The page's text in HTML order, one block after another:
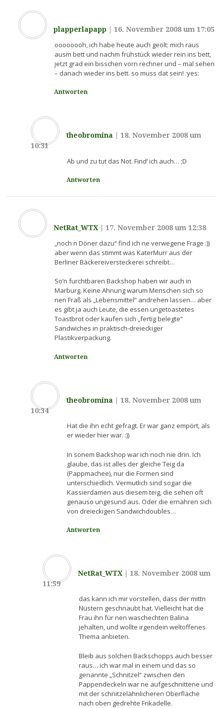
plapperlapapp |16. November 2008 um 17:05
oooooooh, ich habe heute auch geölt: mich raus
ausm bett und nachm frühstück wieder rein ins bett,
jetzt grad ein bisschen vorn rechner und – mal sehen
– danach wieder ins bett. so muss dat sein! :yes:
Antworten
theobromina
18. November 2008 um
10:31
Ab und zu tut das Not. Find‘ ich auch… ;D
Antworten
NetRat_WTX |17. November 2008 um 12:38
„noch n Döner dazu“ find ich ne verwegene Frage :))
aber wenn das stimmt was KaterMurr aus der
Berliner Bäckereiversteckerei schreibt…
So’n furchtbaren Backshop haben wir auch in
Marburg. Keine Ahnung warum Menschen sich so
nen Fraß als „Lebensmittel“ andrehen lassen… aber
es gibt ja auch Leute, die essen ungetoastetes
Toastbrot oder kaufen sich „fertig belegte“
Sandwiches in praktisch-dreieckiger
Plastikverpackung.
Antworten
theobromina
18. November 2008 um
10:34
Hat die ihn echt gefragt. Er war ganz empört, als
er wieder hier war. :))
In sonem Backshop war ich noch nie drin. Ich
glaube, das ist alles der gleiche Teig da
(Pappmachee), nur die Formen sind
unterschiedlich. Vermutlich sind sogar die
Kassierdamen aus diesem teig, die sehen oft
genauso ungesund aus. Oder die ernähren sich
von dreieckigen Sandwichdoubles…
Antworten
NetRat_WTX |18. November 2008 um
11:59
das kann ich mir vorstellen, dass der mittn
Nüstern geschnaubt hat. Vielleicht hat die
Frau ihn für nen waschechten Balina
jehalten, und wollte irgendein weltoffenes
Thema anbieten.
Bleib aus solchen Backschopps auch besser
raus… ich war mal in einem und das so
genannte „Schnitzel“ zwischen den
Pappendeckeln war ne aufgeschnittene und
mit der schnitzelähnlicheren Oberfläche
nach oben gedrehte Frikadelle.